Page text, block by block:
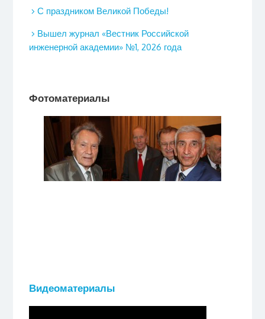
С праздником Великой Победы!
Вышел журнал «Вестник Российской
инженерной академии» №1, 2026 года
Фотоматериалы
Видеоматериалы